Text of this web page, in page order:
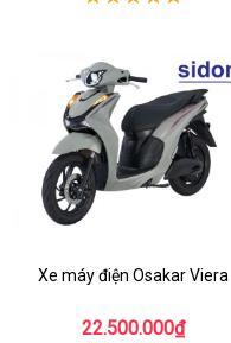
Xe máy điện Osakar Viera
22.500.000₫